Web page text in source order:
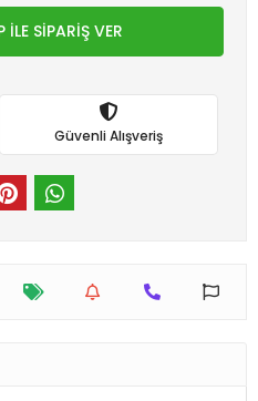
SİPARİŞ VER
Güvenli Alışveriş